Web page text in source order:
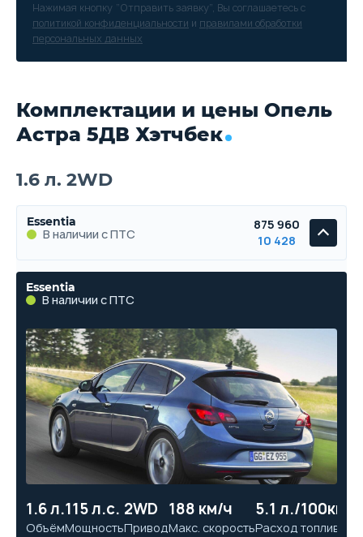
Нажимая кнопку “Отправить заявку”, Вы соглашаетесь с
политикой конфиденциальности и правилами обработки
персональных данных
Комплектации и цены Опель
Астра 5ДВ Хэтчбек
1.6 л. 2WD
Essentia
В наличии с ПТС
875 960
10 428
Essentia
В наличии с ПТС
1.6 л.
Объём
115 л.с.
Мощность
2WD
Привод
188 км/ч
Макс. скорость
5.1 л./100км
Расход топлива